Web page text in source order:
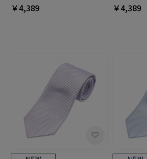
シャツ
￥4,389
シャツ
￥4,389